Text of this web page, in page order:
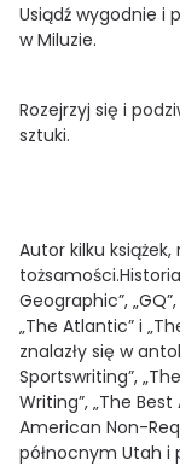
Usiądź wygodnie i
w Miluzie.
Rozejrzyj się i
sztuki.
Autor kilku książek,
Geographic”,
„The Atlantic” i
znalazły się w
Sportswriting”,
Writing”, „The
American Non-
północnym Utah i